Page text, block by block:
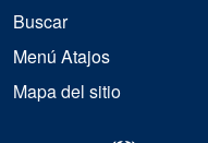
Buscar
Menú Atajos
Mapa del sitio